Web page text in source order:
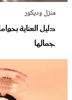
منزل وديكور
دليل العناية
جمالها